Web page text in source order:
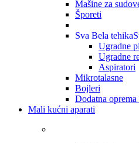
Mašine za
Šporeti
Sva Bela tehika
Ugradne
Ugradne
Aspiratori
Mikrotalasne
Bojleri
Dodatna
Mali kućni aparati